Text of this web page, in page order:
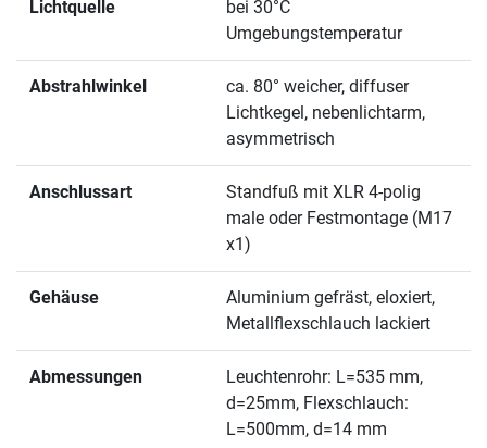
Lichtquelle
bei 30°C
Umgebungstemperatur
Abstrahlwinkel
ca. 80° weicher, diffuser
Lichtkegel, nebenlichtarm,
asymmetrisch
Anschlussart
Standfuß mit XLR 4-polig
male oder Festmontage (M17
x1)
Gehäuse
Aluminium gefräst, eloxiert,
Metallflexschlauch lackiert
Abmessungen
Leuchtenrohr: L=535 mm,
d=25mm, Flexschlauch:
L=500mm, d=14 mm